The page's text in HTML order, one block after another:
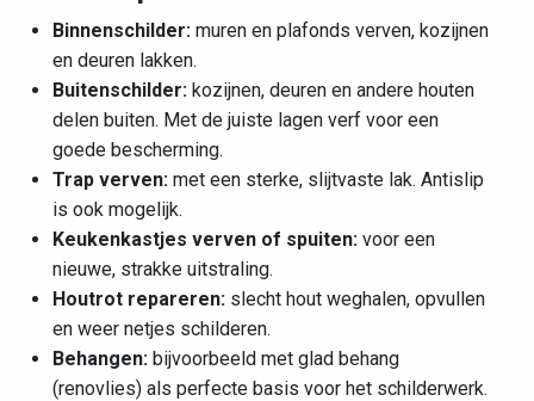
Binnenschilder: muren en plafonds verven, kozijnen
en deuren lakken.
Buitenschilder: kozijnen, deuren en andere houten
delen buiten. Met de juiste lagen verf voor een
goede bescherming.
Trap verven: met een sterke, slijtvaste lak. Antislip
is ook mogelijk.
Keukenkastjes verven of spuiten: voor een
nieuwe, strakke uitstraling.
Houtrot repareren: slecht hout weghalen, opvullen
en weer netjes schilderen.
Behangen: bijvoorbeeld met glad behang
(renovlies) als perfecte basis voor het schilderwerk.